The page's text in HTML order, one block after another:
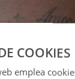
COOKIES
emplea